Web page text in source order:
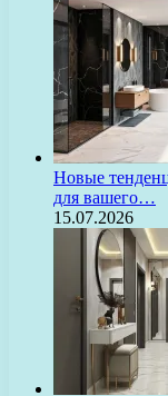
Новые
для вашего…
15.07.2026